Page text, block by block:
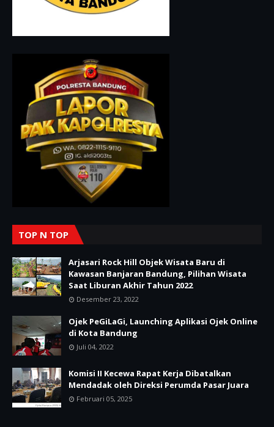
TOP N TOP
Arjasari Rock Hill Objek Wisata Baru di
Kawasan Banjaran Bandung, Pilihan Wisata
Saat Liburan Akhir Tahun 2022
Desember 23, 2022
Ojek PeGiLaGi, Launching Aplikasi Ojek Online
di Kota Bandung
Juli 04, 2022
Komisi II Kecewa Rapat Kerja Dibatalkan
Mendadak oleh Direksi Perumda Pasar Juara
Februari 05, 2025